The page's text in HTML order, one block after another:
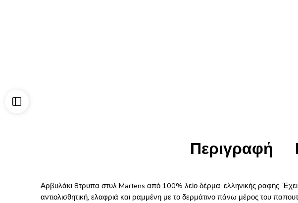
Περιγραφή
Αρβυλάκι 8τρυπα στυλ Martens από 100% λείο δέρμα, ελληνικής ραφής.
αντιολισθητική, ελαφριά και ραμμένη με το δερμάτινο πάνω μέρος του